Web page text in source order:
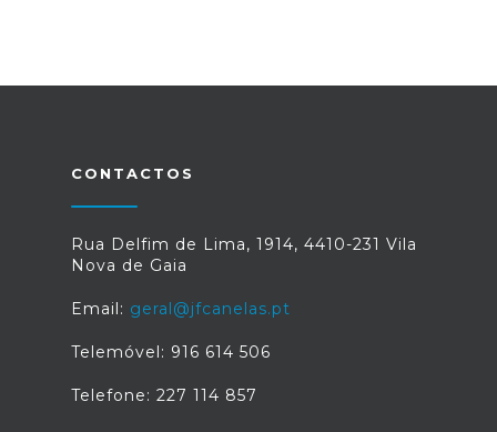
CONTACTOS
Rua Delfim de Lima, 1914, 4410-231 Vila
Nova de Gaia
Email: geral@jfcanelas.pt
Telemóvel: 916 614 506
Telefone: 227 114 857